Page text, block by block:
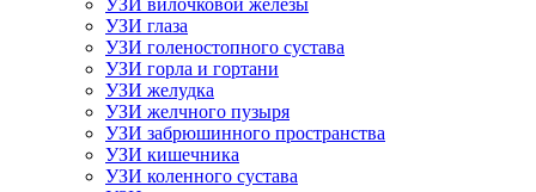
УЗИ вилочковой железы
УЗИ глаза
УЗИ голеностопного сустава
УЗИ горла и гортани
УЗИ желудка
УЗИ желчного пузыря
УЗИ забрюшинного пространства
УЗИ кишечника
УЗИ коленного сустава